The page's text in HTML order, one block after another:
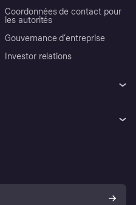
Coordonnées de contact pour
les autorités
Gouvernance d’entreprise
Investor relations